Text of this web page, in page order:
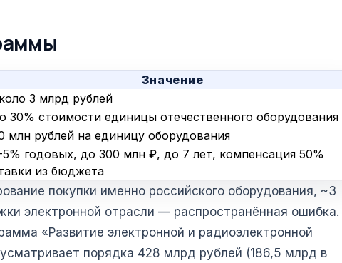
Значение
3 млрд рублей
30% стоимости единицы отечественного оборудования
млн рублей на единицу оборудования
5% годовых, до 300 млн ₽, до 7 лет, компенсация 50%
из бюджета
покупки именно российского оборудования, ~3
электронной отрасли — распространённая ошибка.
«Развитие электронной и радиоэлектронной
порядка 428 млрд рублей (186,5 млрд в